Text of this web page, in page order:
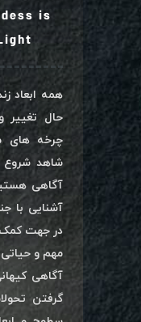
is
همه ابعاد
حال تغییر
چرخه های
شاهد شروع
آگاهی
آشنایی با
در جهت کمک
مهم و
آگاهی
گرفتن